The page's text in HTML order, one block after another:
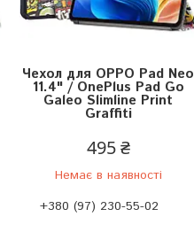
Чехол для OPPO Pad Neo
11.4" / OnePlus Pad Go
Galeo Slimline Print
Graffiti
495 ₴
Немає в наявності
+380 (97) 230-55-02